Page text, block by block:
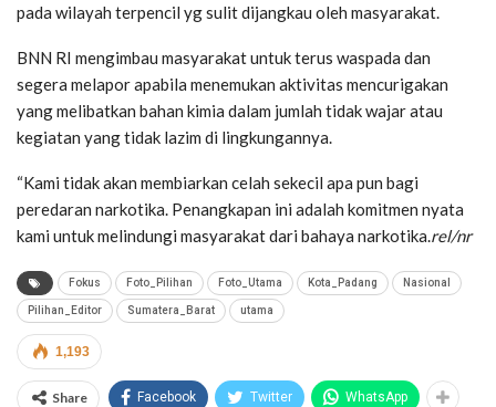
pada wilayah terpencil yg sulit dijangkau oleh masyarakat.
BNN RI mengimbau masyarakat untuk terus waspada dan
segera melapor apabila menemukan aktivitas mencurigakan
yang melibatkan bahan kimia dalam jumlah tidak wajar atau
kegiatan yang tidak lazim di lingkungannya.
“Kami tidak akan membiarkan celah sekecil apa pun bagi
peredaran narkotika. Penangkapan ini adalah komitmen nyata
kami untuk melindungi masyarakat dari bahaya narkotika.rel/nr
Fokus Foto_Pilihan Foto_Utama Kota_Padang Nasional
Pilihan_Editor Sumatera_Barat utama
1,193
Share Facebook Twitter WhatsApp